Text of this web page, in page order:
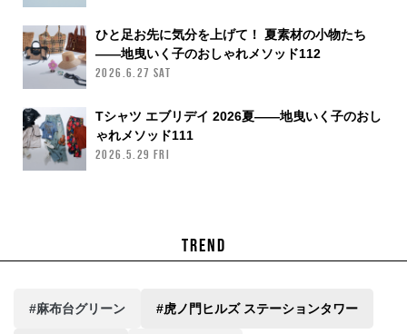
ひと足お先に気分を上げて！ 夏素材の小物たち
——地曳いく子のおしゃれメソッド112
2026.6.27 SAT
Tシャツ エブリデイ 2026夏——地曳いく子のおし
ゃれメソッド111
2026.5.29 FRI
TREND
#麻布台グリーン #虎ノ門ヒルズ ステーションタワー